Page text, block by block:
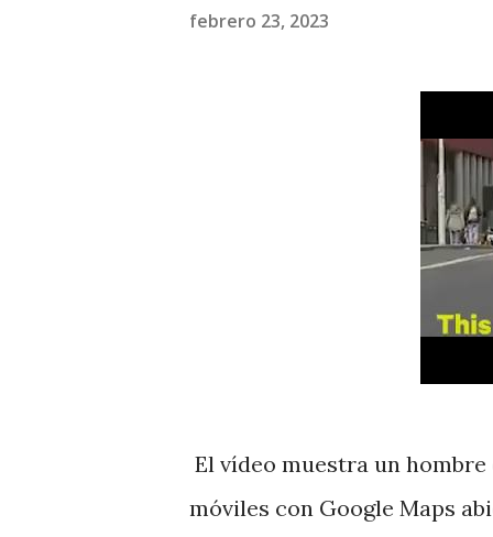
febrero 23, 2023
El vídeo muestra un
móviles con Google Maps